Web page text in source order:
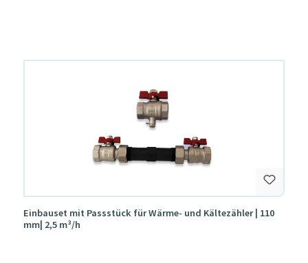
Einbauset mit Passstück für Wärme- und Kältezähler | 110
mm| 2,5 m³/h